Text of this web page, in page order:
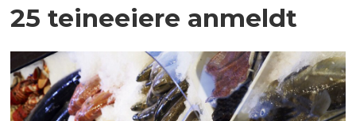
25 teineeiere anmeldt